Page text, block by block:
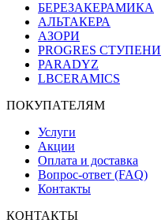
БЕРЕЗАКЕРАМИКА
АЛЬТАКЕРА
АЗОРИ
PROGRES СТУПЕНИ
PARADYZ
LBCERAMICS
ПОКУПАТЕЛЯМ
Услуги
Акции
Оплата и доставка
Вопрос-ответ (FAQ)
Контакты
КОНТАКТЫ